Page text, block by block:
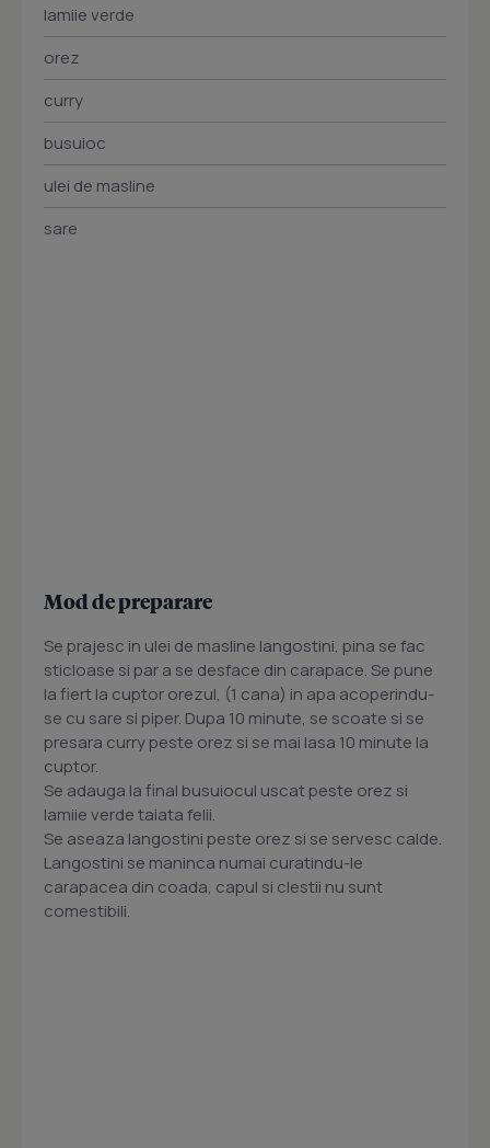
lamiie verde
orez
curry
busuioc
ulei de masline
sare
Mod de preparare
Se prajesc in ulei de masline langostini, pina se fac
sticloase si par a se desface din carapace. Se pune
la fiert la cuptor orezul, (1 cana) in apa acoperindu-
se cu sare si piper. Dupa 10 minute, se scoate si se
presara curry peste orez si se mai lasa 10 minute la
cuptor.
Se adauga la final busuiocul uscat peste orez si
lamiie verde taiata felii.
Se aseaza langostini peste orez si se servesc calde.
Langostini se maninca numai curatindu-le
carapacea din coada, capul si clestii nu sunt
comestibili.